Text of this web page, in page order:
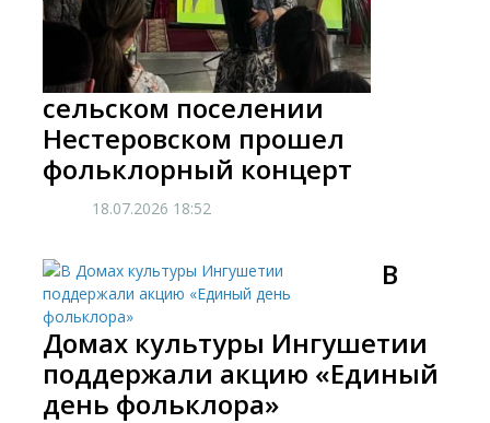
сельском поселении
Нестеровском прошел
фольклорный концерт
18.07.2026 18:52
В
Домах культуры Ингушетии
поддержали акцию «Единый
день фольклора»